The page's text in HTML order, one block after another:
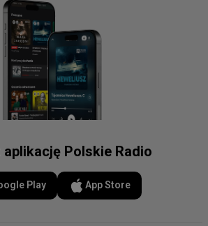
aplikację Polskie Radio
Play App Store